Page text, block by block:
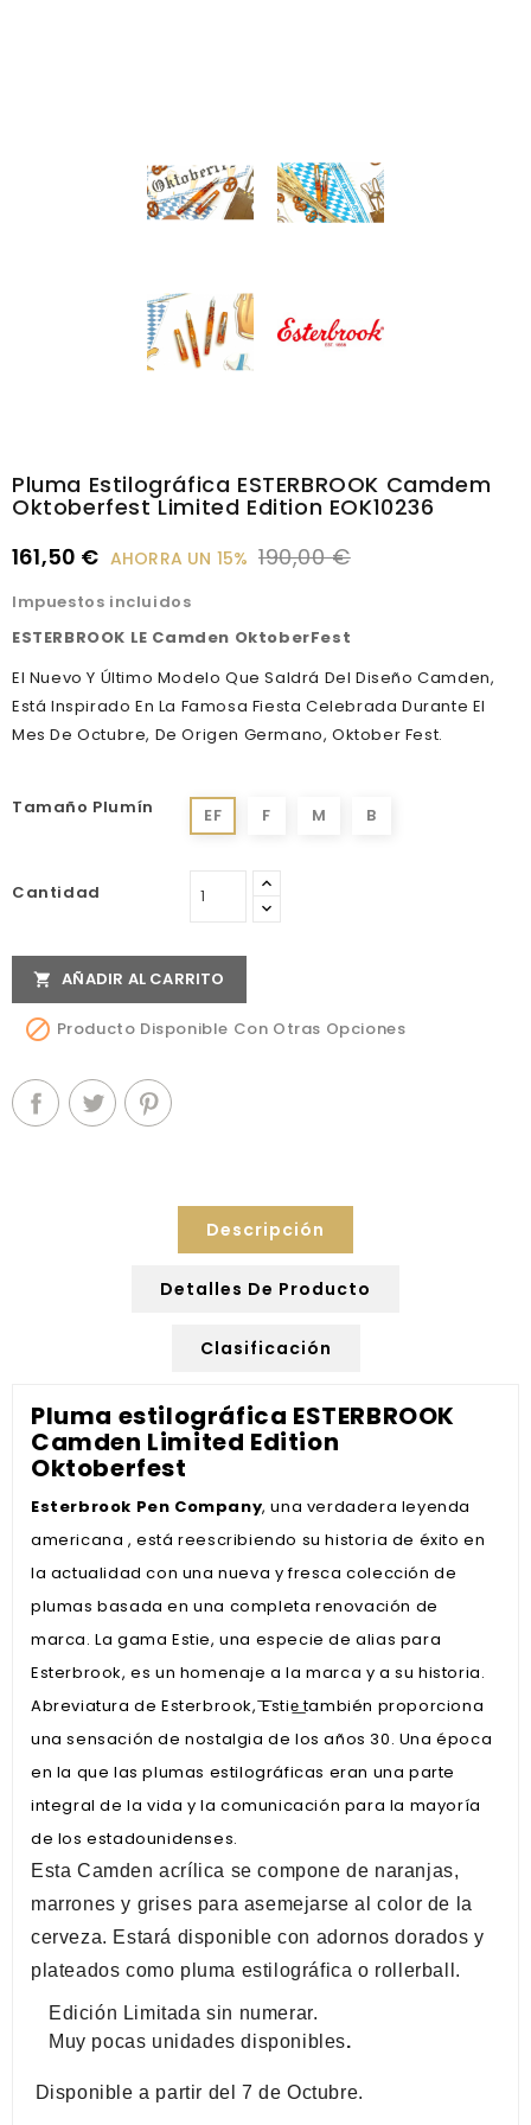
Pluma Estilográfica ESTERBROOK Camdem
Oktoberfest Limited Edition EOK10236
161,50 € AHORRA UN 15% 190,00 €
Impuestos incluidos
ESTERBROOK LE Camden OktoberFest
El Nuevo Y Último Modelo Que Saldrá Del Diseño Camden,
Está Inspirado En La Famosa Fiesta Celebrada Durante El
Mes De Octubre, De Origen Germano, Oktober Fest.
Tamaño Plumín EF F M B
Cantidad
 AÑADIR AL CARRITO
 Producto Disponible Con Otras Opciones
Descripción
Detalles De Producto
Clasificación
Pluma estilográfica ESTERBROOK
Camden Limited Edition
Oktoberfest
Esterbrook Pen Company, una verdadera leyenda
americana , está reescribiendo su historia de éxito en
la actualidad con una nueva y fresca colección de
plumas basada en una completa renovación de
marca. La gama Estie, una especie de alias para
Esterbrook, es un homenaje a la marca y a su historia.
Abreviatura de Esterbrook, ͞Estie͟ también proporciona
una sensación de nostalgia de los años 30. Una época
en la que las plumas estilográficas eran una parte
integral de la vida y la comunicación para la mayoría
de los estadounidenses.
Esta Camden acrílica se compone de naranjas,
marrones y grises para asemejarse al color de la
cerveza. Estará disponible con adornos dorados y
plateados como pluma estilográfica o rollerball.
Edición Limitada sin numerar.
Muy pocas unidades disponibles.
Disponible a partir del 7 de Octubre.